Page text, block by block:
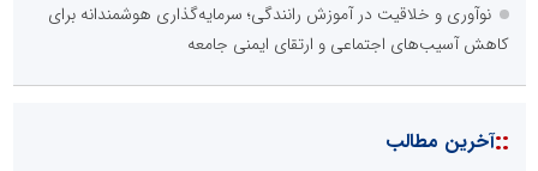
نوآوری و خلاقیت در آموزش رانندگی؛ سرمایه‌گذاری هوشمندانه برای
کاهش آسیب‌های اجتماعی و ارتقای ایمنی جامعه
::آخرین مطالب